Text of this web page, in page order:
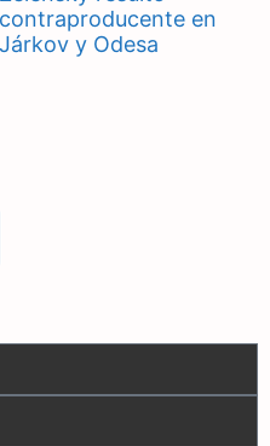
contraproducente en
Járkov y Odesa